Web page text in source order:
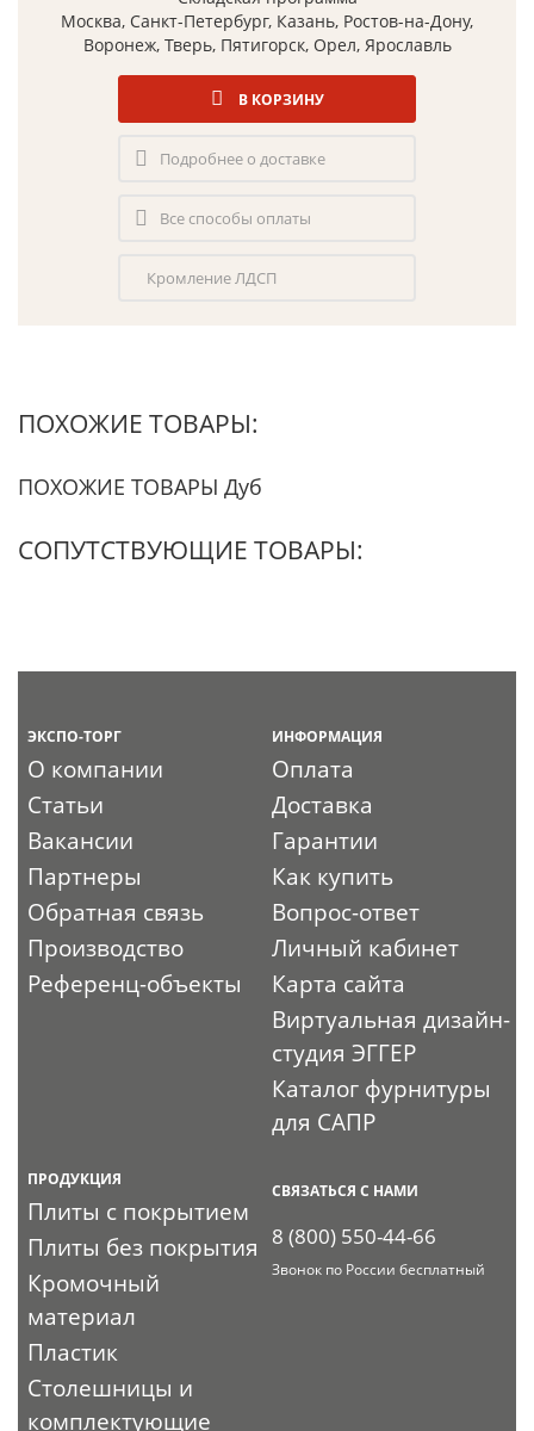
Москва, Санкт-Петербург, Казань, Ростов-на-Дону,
Воронеж, Тверь, Пятигорск, Орел, Ярославль
В КОРЗИНУ
Подробнее о доставке
Все способы оплаты
Кромление ЛДСП
ПОХОЖИЕ ТОВАРЫ:
ПОХОЖИЕ ТОВАРЫ Дуб
СОПУТСТВУЮЩИЕ ТОВАРЫ:
ЭКСПО-ТОРГ
О компании
Статьи
Вакансии
Партнеры
Обратная связь
Производство
Референц-объекты
ИНФОРМАЦИЯ
Оплата
Доставка
Гарантии
Как купить
Вопрос-ответ
Личный кабинет
Карта сайта
Виртуальная дизайн-
студия ЭГГЕР
Каталог фурнитуры
для САПР
ПРОДУКЦИЯ
Плиты с покрытием
Плиты без покрытия
Кромочный
материал
Пластик
Столешницы и
комплектующие
СВЯЗАТЬСЯ С НАМИ
8 (800) 550-44-66
Звонок по России бесплатный